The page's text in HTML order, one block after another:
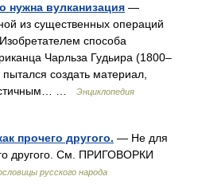
нужна вулканизация —
из существенных операций
способа
Чарльза Гудьира (1800–
создать материал,
…
Энциклопедия
прочего другого. — Не для
другого. См. ПРИГОВОРКИ
русского народа